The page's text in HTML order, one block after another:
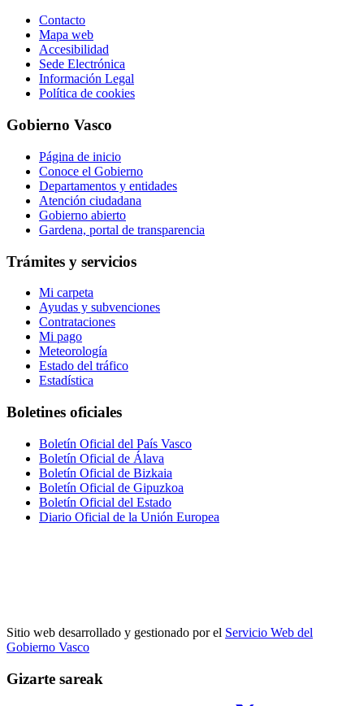
Contacto
Mapa web
Accesibilidad
Sede Electrónica
Información Legal
Política de cookies
Gobierno Vasco
Página de inicio
Conoce el Gobierno
Departamentos y entidades
Atención ciudadana
Gobierno abierto
Gardena, portal de transparencia
Trámites y servicios
Mi carpeta
Ayudas y subvenciones
Contrataciones
Mi pago
Meteorología
Estado del tráfico
Estadística
Boletines oficiales
Boletín Oficial del País Vasco
Boletín Oficial de Álava
Boletín Oficial de Bizkaia
Boletín Oficial de Gipuzkoa
Boletín Oficial del Estado
Diario Oficial de la Unión Europea
Sitio web desarrollado y gestionado por el Servicio Web del
Gobierno Vasco
Gizarte sareak